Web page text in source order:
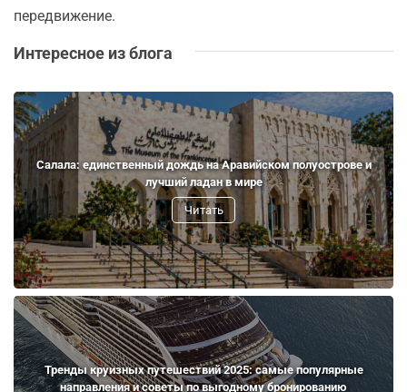
передвижение.
Интересное из блога
Салала: единственный дождь на Аравийском полуострове и
лучший ладан в мире
Читать
Тренды круизных путешествий 2025: самые популярные
направления и советы по выгодному бронированию